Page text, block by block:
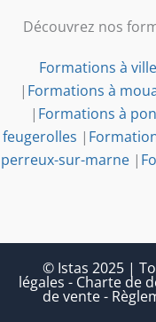
Découvrez nos
Formations à
| Formations à
| Formations à
feugerolles |
perreux-sur-marne |
© Istas 2025 |
légales - Charte de
de vente-